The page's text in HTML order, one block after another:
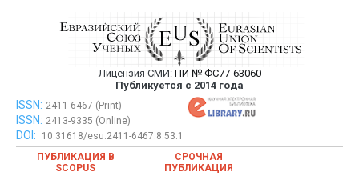
Евразийский Союз Ученых —
публикация научных статей в
ежемесячном научном журнале
Лицензия СМИ: ПИ № ФС77-63060
Публикуется с 2014 года
Евразийский Союз Ученых — публикация научных статей в
ежемесячном научном журнале
ISSN: 2411-6467 (Print)
ISSN: 2413-9335 (Online)
DOI:
10.31618/esu.2411-6467.8.53.1
ПУБЛИКАЦИЯ В
SCOPUS
СРОЧНАЯ
ПУБЛИКАЦИЯ